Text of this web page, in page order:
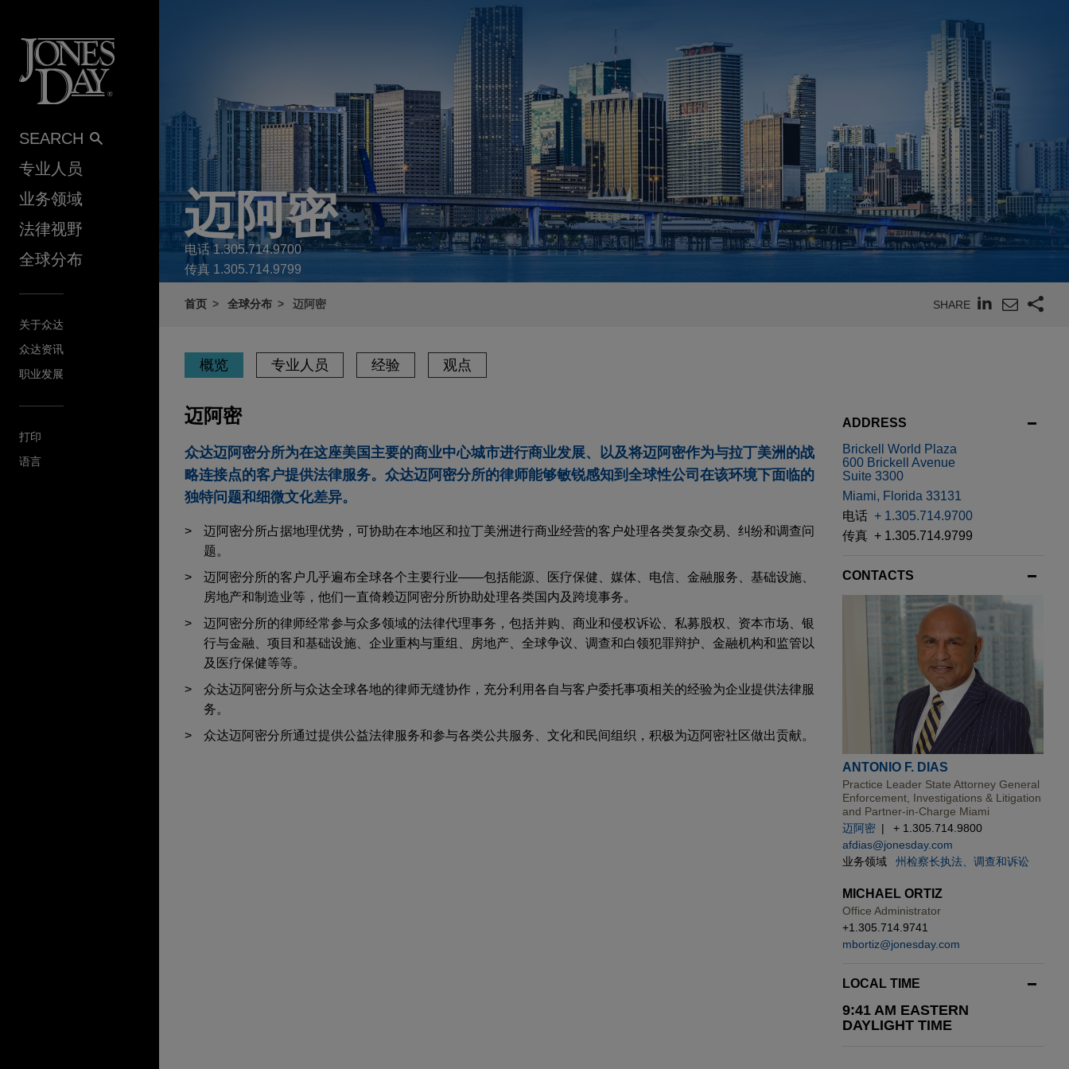
SEARCH
专业人员
业务领域
法律视野
全球分布
关于众达
众达资讯
职业发展
打印
语言
迈阿密
电话 1.305.714.9700
传真 1.305.714.9799
首页 全球分布 迈阿密 SHARE
概览 专业人员 经验 观点
迈阿密
众达迈阿密分所为在这座美国主要的商业中心城市进行商业发展、以及将迈阿密作为与拉丁美洲的战
略连接点的客户提供法律服务。众达迈阿密分所的律师能够敏锐感知到全球性公司在该环境下面临的
独特问题和细微文化差异。
迈阿密分所占据地理优势，可协助在本地区和拉丁美洲进行商业经营的客户处理各类复杂交易、纠纷和调查问
题。
迈阿密分所的客户几乎遍布全球各个主要行业——包括能源、医疗保健、媒体、电信、金融服务、基础设施、
房地产和制造业等，他们一直倚赖迈阿密分所协助处理各类国内及跨境事务。
迈阿密分所的律师经常参与众多领域的法律代理事务，包括并购、商业和侵权诉讼、私募股权、资本市场、银
行与金融、项目和基础设施、企业重构与重组、房地产、全球争议、调查和白领犯罪辩护、金融机构和监管以
及医疗保健等等。
众达迈阿密分所与众达全球各地的律师无缝协作，充分利用各自与客户委托事项相关的经验为企业提供法律服
务。
众达迈阿密分所通过提供公益法律服务和参与各类公共服务、文化和民间组织，积极为迈阿密社区做出贡献。
ADDRESS
Brickell World Plaza
600 Brickell Avenue
Suite 3300
Miami, Florida 33131
电话 + 1.305.714.9700
传真 + 1.305.714.9799
CONTACTS
ANTONIO F. DIAS
Practice Leader State Attorney General
Enforcement, Investigations & Litigation
and Partner-in-Charge Miami
迈阿密
+ 1.305.714.9800
afdias@jonesday.com
业务领域
州检察长执法、调查和诉讼
MICHAEL ORTIZ
Office Administrator
+1.305.714.9741
mbortiz@jonesday.com
LOCAL TIME
9:41 AM EASTERN
DAYLIGHT TIME